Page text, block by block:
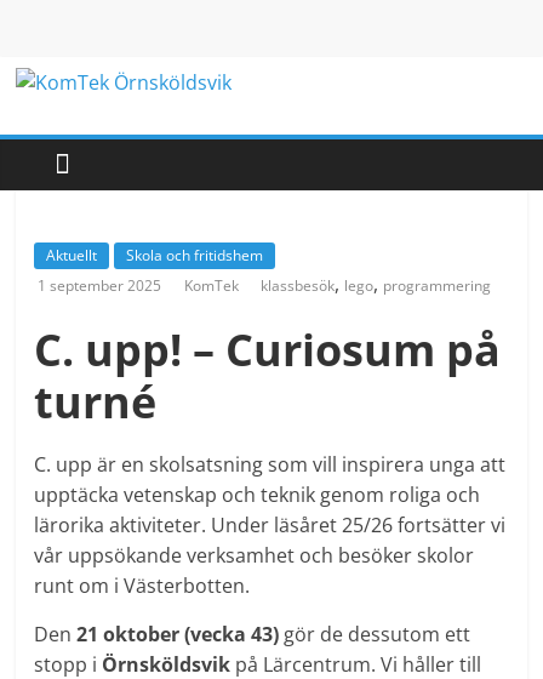
innehåll
KomTek
Örnsköldsvik
för
barn
unga
Aktuellt
Skola och fritidshem
1 september 2025
KomTek klassbesök, lego, programmering
C. upp! – Curiosum på
turné
C. upp är en skolsatsning som vill inspirera unga att
upptäcka vetenskap och teknik genom roliga och
lärorika aktiviteter. Under läsåret 25/26 fortsätter vi
vår uppsökande verksamhet och besöker skolor
runt om i Västerbotten.
Den21 oktober (vecka 43) gör de dessutom ett
stopp i Örnsköldsvik på Lärcentrum. Vi håller till